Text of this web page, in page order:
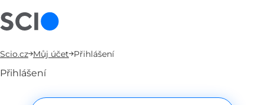
Scio.cz Můj účet Přihlášení
Přihlášení